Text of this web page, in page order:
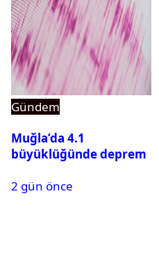
Gündem
Muğla’da 4.1
büyüklüğünde deprem
2 gün önce